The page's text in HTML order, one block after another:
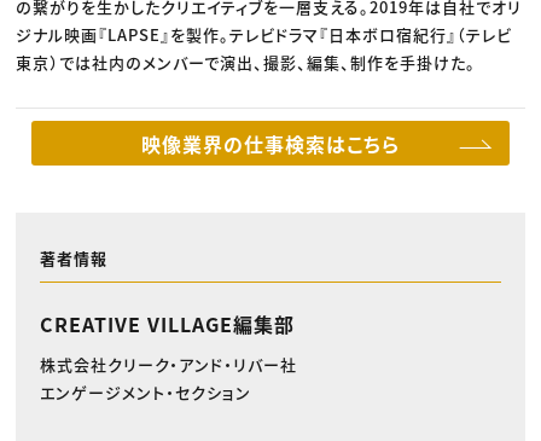
の繋がりを生かしたクリエイティブを一層支える。2019年は自社でオリ
ジナル映画『LAPSE』を製作。テレビドラマ『日本ボロ宿紀行』（テレビ
東京）では社内のメンバーで演出、撮影、編集、制作を手掛けた。
映像業界の仕事検索はこちら
著者情報
CREATIVE VILLAGE編集部
株式会社クリーク・アンド・リバー社
エンゲージメント・セクション